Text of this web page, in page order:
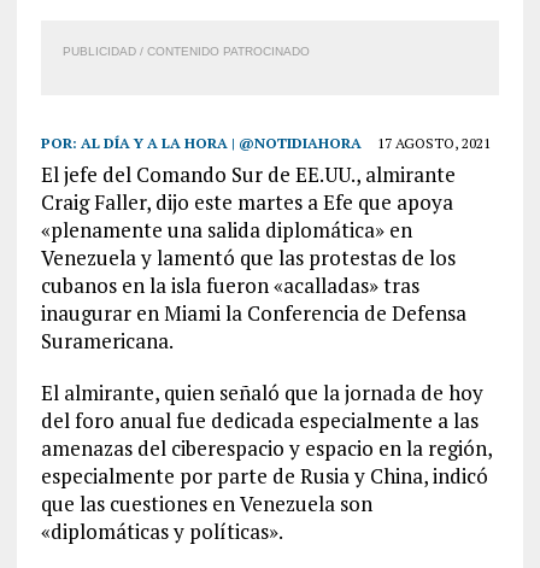
PUBLICIDAD / CONTENIDO PATROCINADO
POR: AL DÍA Y A LA HORA | @NOTIDIAHORA 17 AGOSTO, 2021
El jefe del Comando Sur de EE.UU., almirante
Craig Faller, dijo este martes a Efe que apoya
«plenamente una salida diplomática» en
Venezuela y lamentó que las protestas de los
cubanos en la isla fueron «acalladas» tras
inaugurar en Miami la Conferencia de Defensa
Suramericana.
El almirante, quien señaló que la jornada de hoy
del foro anual fue dedicada especialmente a las
amenazas del ciberespacio y espacio en la región,
especialmente por parte de Rusia y China, indicó
que las cuestiones en Venezuela son
«diplomáticas y políticas».